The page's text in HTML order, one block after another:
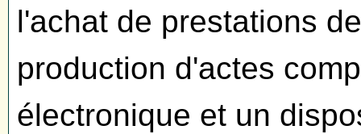
l'achat de prestations
production d'actes
électronique et un